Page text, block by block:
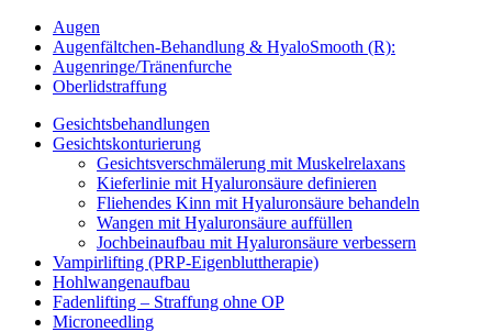
Augen
Augenfältchen-Behandlung & HyaloSmooth (R):
Augenringe/Tränenfurche
Oberlidstraffung
Gesichtsbehandlungen
Gesichtskonturierung
Gesichtsverschmälerung mit Muskelrelaxans
Kieferlinie mit Hyaluronsäure definieren
Fliehendes Kinn mit Hyaluronsäure behandeln
Wangen mit Hyaluronsäure auffüllen
Jochbeinaufbau mit Hyaluronsäure verbessern
Vampirlifting (PRP-Eigenbluttherapie)
Hohlwangenaufbau
Fadenlifting – Straffung ohne OP
Microneedling